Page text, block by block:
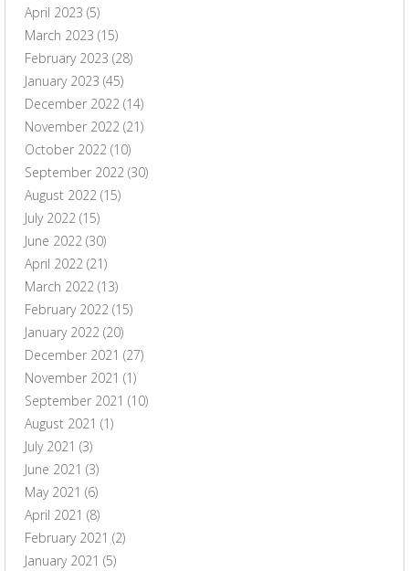
April 2023 (5)
March 2023 (15)
February 2023 (28)
January 2023 (45)
December 2022 (14)
November 2022 (21)
October 2022 (10)
September 2022 (30)
August 2022 (15)
July 2022 (15)
June 2022 (30)
April 2022 (21)
March 2022 (13)
February 2022 (15)
January 2022 (20)
December 2021 (27)
November 2021 (1)
September 2021 (10)
August 2021 (1)
July 2021 (3)
June 2021 (3)
May 2021 (6)
April 2021 (8)
February 2021 (2)
January 2021 (5)